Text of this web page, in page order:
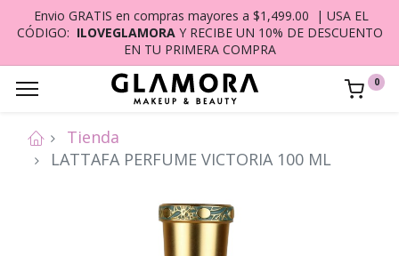
Envio GRATIS en compras mayores a $1,499.00 | USA EL
CÓDIGO: ILOVEGLAMORA Y RECIBE UN 10% DE DESCUENTO
EN TU PRIMERA COMPRA
0
Tienda
LATTAFA PERFUME VICTORIA 100 ML